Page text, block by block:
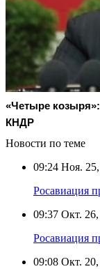
«Четыре
КНДР
Новости по теме
09:24 Ноя.
Росавиация
09:37 Окт.
Росавиация
09:08 Окт.